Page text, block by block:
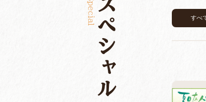
Specialスペシャル すべ